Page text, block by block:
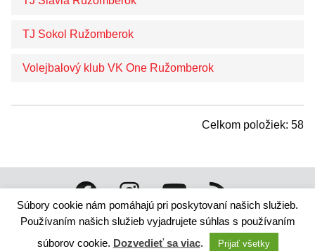
TJ Sokol Ružomberok
Volejbalový klub VK One Ružomberok
Celkom položiek: 58
Technický dodávateľ: ANTIK Telecom, s. r. o. |
smart city systém
Správca webového sídla: Mesto Ružomberok,
Súbory cookie nám pomáhajú pri poskytovaní našich služieb.
Používaním našich služieb vyjadrujete súhlas s používaním
súborov cookie. Dozvedieť sa viac. Prijať všetky